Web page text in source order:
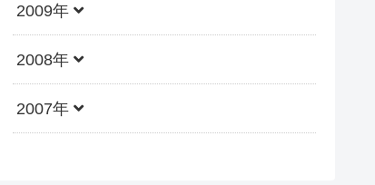
2009年
2008年
2007年